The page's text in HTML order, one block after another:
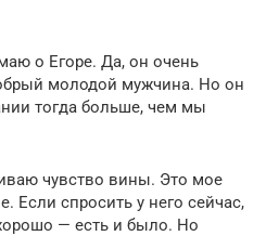
о Егоре. Да, он очень
молодой мужчина. Но он
тогда больше, чем мы
чувство вины. Это мое
Если спросить у него сейчас,
— есть и было. Но